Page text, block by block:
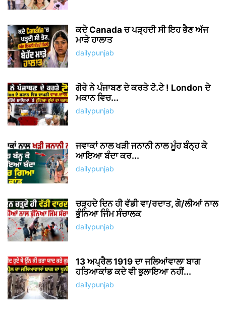
ਕਦੇ Canada ਚ ਪੜ੍ਹਦੀ ਸੀ ਇਹ ਭੈਣ ਅੱਜ
ਮਾੜੇ ਹਾਲਾਤ
dailypunjab
ਗੋਰੇ ਨੇ ਪੰਜਾਬਣ ਦੇ ਕਰਤੇ ਟੋ.ਟੇ ! London ਦੇ
ਮਕਾਨ ਵਿਚ...
dailypunjab
ਜਵਾਕਾਂ ਨਾਲ ਖੜੀ ਜਨਾਨੀ ਨਾਲ ਮੂੰਹ ਬੰਨ੍ਹ ਕੇ
ਆਇਆ ਬੰਦਾ ਕਰ...
dailypunjab
ਚੜ੍ਹਦੇ ਦਿਨ ਹੀ ਵੱਡੀ ਵਾ/ਰਦਾਤ, ਗੋ/ਲੀਆਂ ਨਾਲ
ਭੁੰਨਿਆ ਜਿੰਮ ਸੰਚਾਲਕ
dailypunjab
13 ਅਪ੍ਰੈਲ 1919 ਦਾ ਜਲਿਆਂਵਾਲਾ ਬਾਗ
ਹਤਿਆਕਾਂਡ ਕਦੇ ਵੀ ਭੁਲਾਇਆ ਨਹੀਂ...
dailypunjab